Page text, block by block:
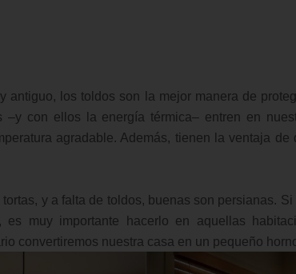
antiguo, los toldos son la mejor manera de
–y con ellos la energía térmica– entren en
agradable. Además, tienen la ventaja
y a falta de toldos, buenas son persianas.
es muy importante hacerlo en aquellas
convertiremos nuestra casa en un pequeño